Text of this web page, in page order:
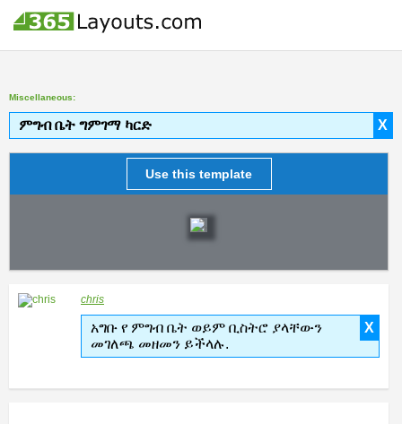
Miscellaneous:
X
ምግብ ቤት ግምገማ ካርድ
Use this template
chris
X
አግቡ የ ምግብ ቤት ወይም ቢስትሮ ያላቸውን
መገለጫ መዘመን ይችላሉ.